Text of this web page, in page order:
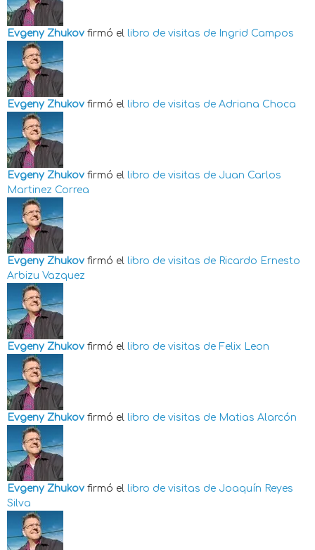
Evgeny Zhukov firmó el libro de visitas de Ingrid Campos
Evgeny Zhukov firmó el libro de visitas de Adriana Choca
Evgeny Zhukov firmó el libro de visitas de Juan Carlos
Martinez Correa
Evgeny Zhukov firmó el libro de visitas de Ricardo Ernesto
Arbizu Vazquez
Evgeny Zhukov firmó el libro de visitas de Felix Leon
Evgeny Zhukov firmó el libro de visitas de Matias Alarcón
Evgeny Zhukov firmó el libro de visitas de Joaquín Reyes
Silva